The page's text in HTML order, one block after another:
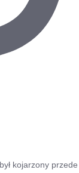
kojarzony przede